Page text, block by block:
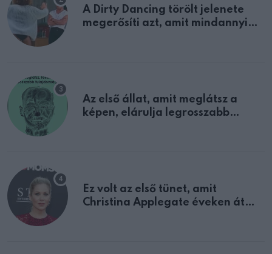
A Dirty Dancing törölt jelenete
megerősíti azt, amit mindannyian
Az első állat, amit meglátsz a
képen, elárulja legrosszabb
Ez volt az első tünet, amit
Christina Applegate éveken át